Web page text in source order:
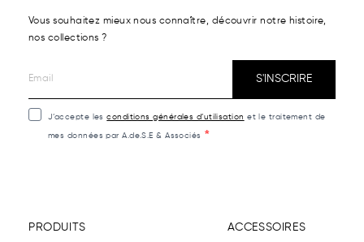
Vous souhaitez mieux nous connaître, découvrir notre histoire,
nos collections ?
S'INSCRIRE
J’accepte lesconditions générales d’utilisation et le traitement de
mes données par A.de.S.E & Associés
PRODUITS ACCESSOIRES